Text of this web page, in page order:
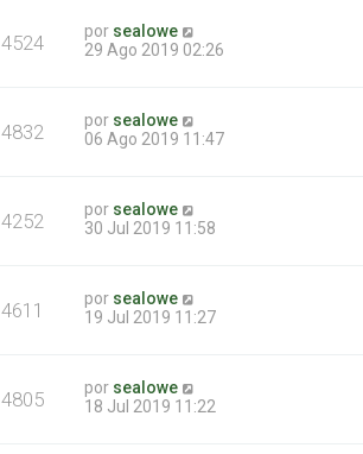
4524 por sealowe
29 Ago 2019 02:26
4832 por sealowe
06 Ago 2019 11:47
4252 por sealowe
30 Jul 2019 11:58
4611 por sealowe
19 Jul 2019 11:27
4805 por sealowe
18 Jul 2019 11:22